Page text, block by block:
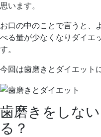
思います。
お口の中のことで言うと、
べる量が少なくなりダイエ
す。
今回は歯磨きとダイエット
歯磨きをしな
る？